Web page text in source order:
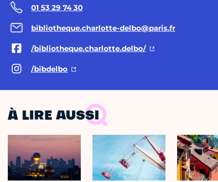
01 53 29 74 30
bibliotheque.charlotte-delbo@paris.fr
/bibliotheque.charlotte.delbo/
/bibdelbo
À LIRE AUSSI